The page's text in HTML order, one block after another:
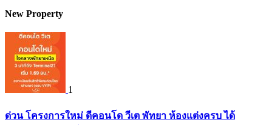
New Property
1
ด่วน โครงการใหม่ ดีคอนโด วีเต พัทยา ห้องแต่งครบ ได้